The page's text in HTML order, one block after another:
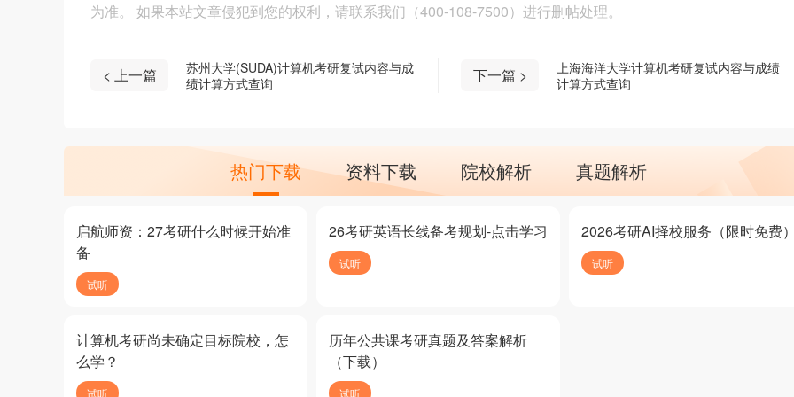
为准。 如果本站文章侵犯到您的权利，请联系我们（400-108-7500）进行删帖处理。
< 上一篇
苏州大学(SUDA)计算机考研复试内容与成
绩计算方式查询
下一篇 >
上海海洋大学计算机考研复试内容与成绩
计算方式查询
热门下载 资料下载 院校解析 真题解析
启航师资：27考研什么时候开始准
备
试听
26考研英语长线备考规划-点击学习
试听
2026考研AI择校服务（限时免费
试听
计算机考研尚未确定目标院校，怎
么学？
试听
历年公共课考研真题及答案解析
（下载）
试听